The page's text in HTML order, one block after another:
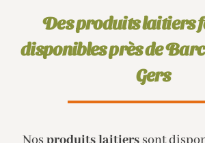
Des produits laitiers
disponibles près de
Gers